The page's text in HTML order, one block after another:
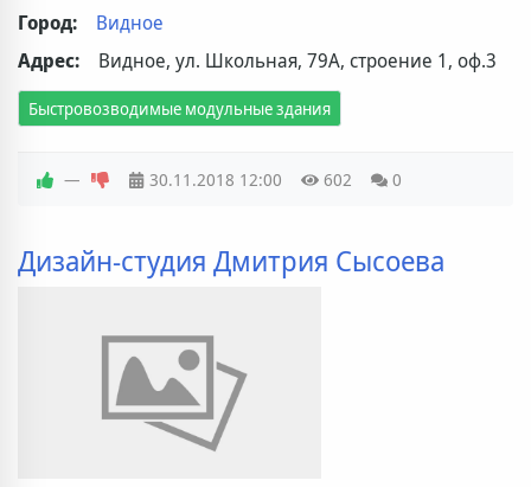
Город:
Видное
Адрес:
Видное, ул. Школьная, 79А, строение 1, оф.3
Быстровозводимые модульные здания
— 30.11.2018 12:00 602 0
Дизайн-студия Дмитрия Сысоева